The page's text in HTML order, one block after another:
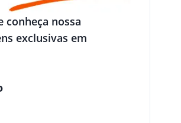
conheça nossa
exclusivas em